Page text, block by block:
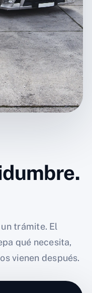
trámite. El
qué necesita,
vienen después.